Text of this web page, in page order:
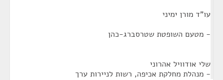
עו"ד מורן ימיני
- מטעם השופטת שטרסברג-כהן
שלי אודוויל אהרוני
- מנהלת מחלקת אכיפה, רשות לניירות ערך